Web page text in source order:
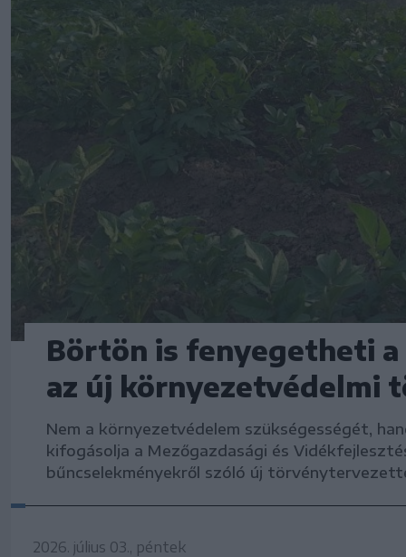
Börtön is fenyegetheti
az új környezetvédelmi
Nem a környezetvédelem szükségességét,
kifogásolja a Mezőgazdasági és
bűncselekményekről szóló új
2026. július 03., péntek